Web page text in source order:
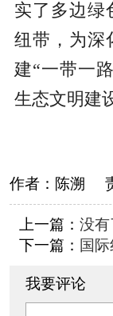
实了多边绿
纽带，为深
建“一带一
生态文明建
作者： 陈溯 责
上一篇： 没有
下一篇： 国
我要评论